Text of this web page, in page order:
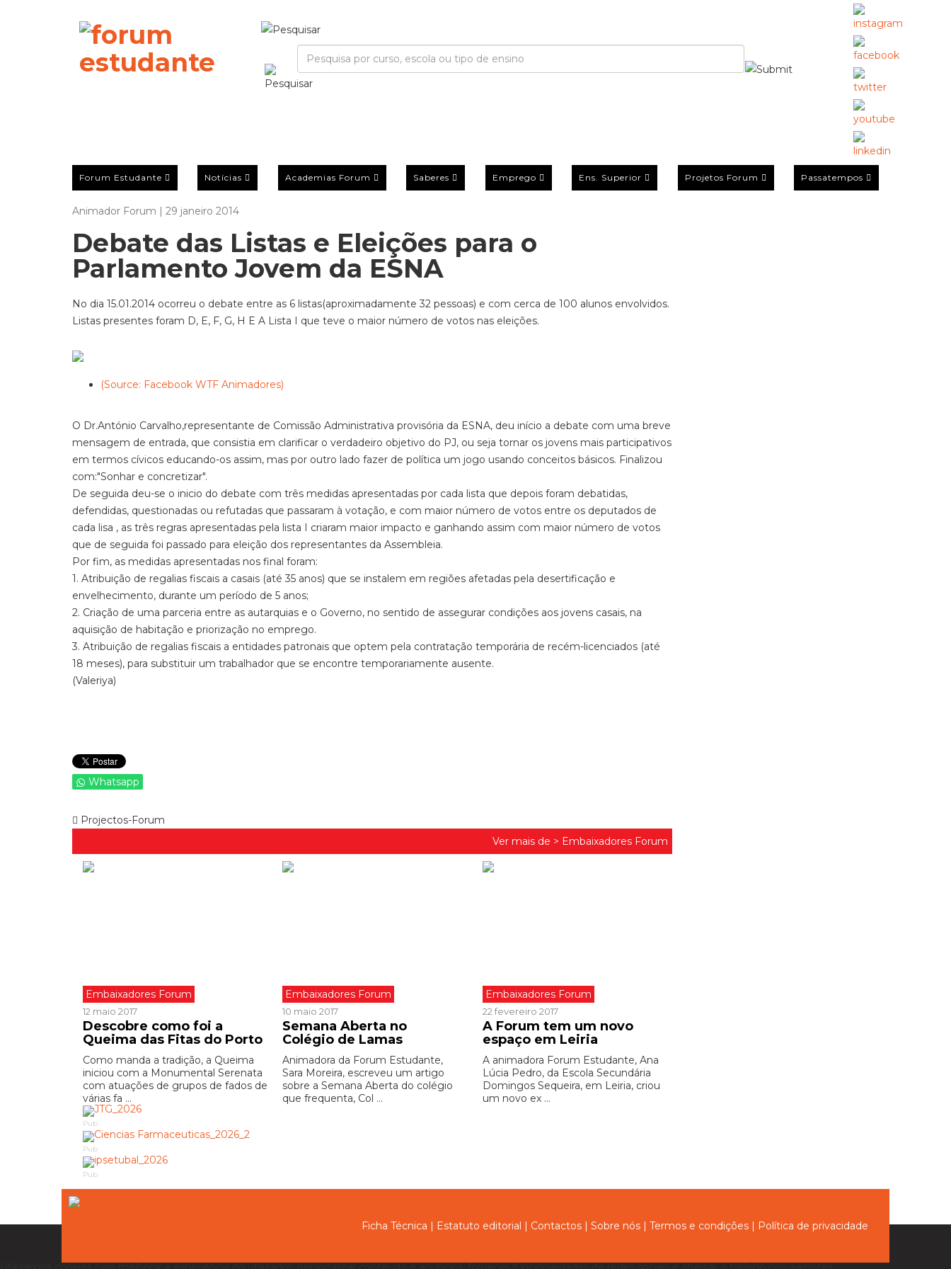
Forum Estudante Notícias Academias Forum Saberes Emprego Ens. Superior Projetos Forum Passatempos
Animador Forum | 29 janeiro 2014
Debate das Listas e Eleições para o
Parlamento Jovem da ESNA
No dia 15.01.2014 ocorreu o debate entre as 6 listas(aproximadamente 32 pessoas) e com cerca de 100 alunos envolvidos.
Listas presentes foram D, E, F, G, H E A Lista I que teve o maior número de votos nas eleições.
(Source: Facebook WTF Animadores)
O Dr.António Carvalho,representante de Comissão Administrativa provisória da ESNA, deu início a debate com uma breve
mensagem de entrada, que consistia em clarificar o verdadeiro objetivo do PJ, ou seja tornar os jovens mais participativos
em termos cívicos educando-os assim, mas por outro lado fazer de política um jogo usando conceitos básicos. Finalizou
com:"Sonhar e concretizar".
De seguida deu-se o inicio do debate com três medidas apresentadas por cada lista que depois foram debatidas,
defendidas, questionadas ou refutadas que passaram à votação, e com maior número de votos entre os deputados de
cada lisa , as três regras apresentadas pela lista I criaram maior impacto e ganhando assim com maior número de votos
que de seguida foi passado para eleição dos representantes da Assembleia.
Por fim, as medidas apresentadas nos final foram:
1. Atribuição de regalias fiscais a casais (até 35 anos) que se instalem em regiões afetadas pela desertificação e
envelhecimento, durante um período de 5 anos;
2. Criação de uma parceria entre as autarquias e o Governo, no sentido de assegurar condições aos jovens casais, na
aquisição de habitação e priorização no emprego.
3. Atribuição de regalias fiscais a entidades patronais que optem pela contratação temporária de recém-licenciados (até
18 meses), para substituir um trabalhador que se encontre temporariamente ausente.
(Valeriya)
Whatsapp
Projectos-Forum
Ver mais de > Embaixadores Forum
Embaixadores Forum
12 maio 2017
Descobre como foi a
Queima das Fitas do Porto
Como manda a tradição, a Queima
iniciou com a Monumental Serenata
com atuações de grupos de fados de
várias fa ...
Embaixadores Forum
10 maio 2017
Semana Aberta no
Colégio de Lamas
Animadora da Forum Estudante,
Sara Moreira, escreveu um artigo
sobre a Semana Aberta do colégio
que frequenta, Col ...
Embaixadores Forum
22 fevereiro 2017
A Forum tem um novo
espaço em Leiria
A animadora Forum Estudante, Ana
Lúcia Pedro, da Escola Secundária
Domingos Sequeira, em Leiria, criou
um novo ex ...
Pub
Pub
Pub
Ficha Técnica | Estatuto editorial | Contactos | Sobre nós | Termos e condições | Política de privacidade